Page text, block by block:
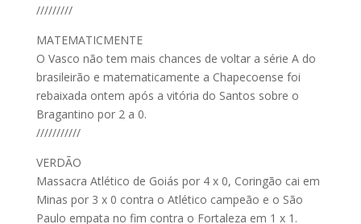
/////////
MATEMATICMENTE
O Vasco não tem mais chances de voltar a série A do
brasileirão e matematicamente a Chapecoense foi
rebaixada ontem após a vitória do Santos sobre o
Bragantino por 2 a 0.
///////////
VERDÃO
Massacra Atlético de Goiás por 4 x 0, Coringão cai em
Minas por 3 x 0 contra o Atlético campeão e o São
Paulo empata no fim contra o Fortaleza em 1 x 1.